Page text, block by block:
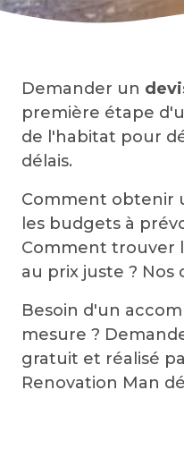
Demander un
première étape
de l'habitat pour
délais.
Comment obtenir
les budgets à
Comment trouver
au prix juste ? Nos
Besoin d'un
mesure ?
gratuit et réalisé
Renovation Man